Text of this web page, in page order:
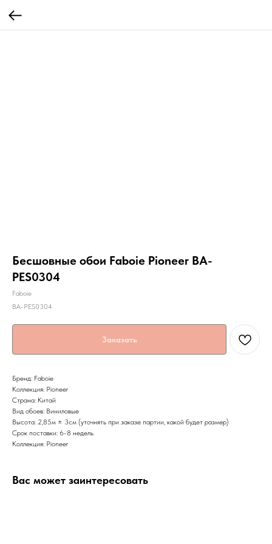
Бесшовные обои Faboie Pioneer BA-
PES0304
Faboie
BA-PES0304
Заказать
Бренд: Faboie
Коллекция: Pioneer
Страна: Китай
Вид обоев: Виниловые
Высота: 2,85м ± 3см (уточнять при заказе партии, какой будет размер)
Срок поставки: 6-8 недель
Коллекция: Pioneer
Вас может заинтересовать